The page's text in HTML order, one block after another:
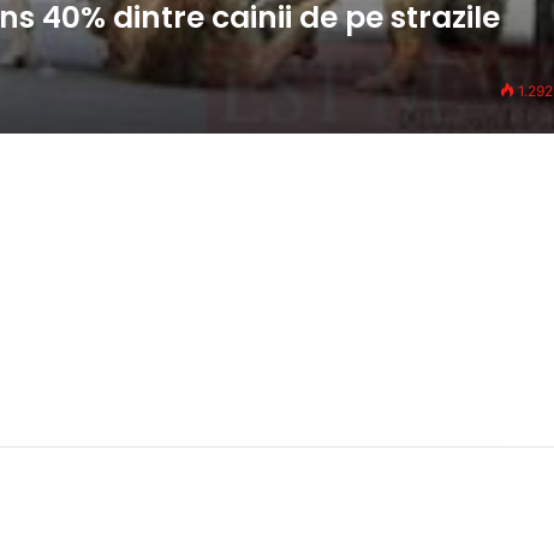
40% dintre cainii de pe strazile
1.292